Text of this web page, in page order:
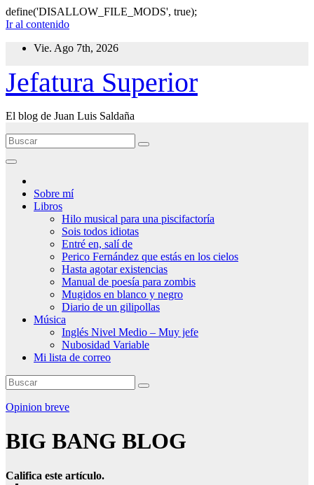
define('DISALLOW_FILE_MODS', true);
Ir al contenido
Vie. Ago 7th, 2026
Jefatura Superior
El blog de Juan Luis Saldaña
Sobre mí
Libros
Hilo musical para una piscifactoría
Sois todos idiotas
Entré en, salí de
Perico Fernández que estás en los cielos
Hasta agotar existencias
Manual de poesía para zombis
Mugidos en blanco y negro
Diario de un gilipollas
Música
Inglés Nivel Medio – Muy jefe
Nubosidad Variable
Mi lista de correo
Opinion breve
BIG BANG BLOG
Califica este artículo.